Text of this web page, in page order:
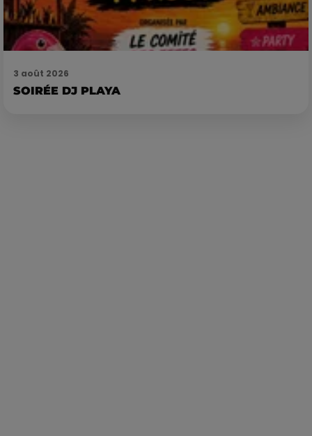
3 août 2026
SOIRÉE DJ PLAYA